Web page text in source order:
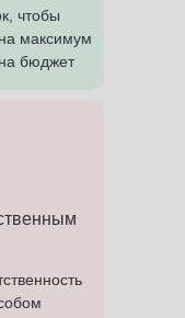
чтобы
максимум
бюджет